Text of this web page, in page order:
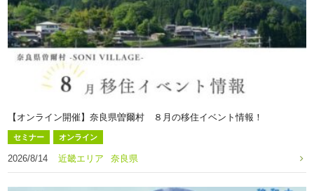
【オンライン開催】奈良県曽爾村 ８月の移住イベント情報！
セミナー オンライン
2026/8/14 近畿エリア 奈良県